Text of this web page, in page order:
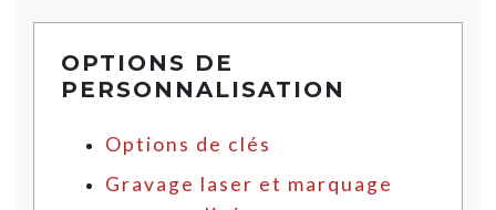
OPTIONS DE
PERSONNALISATION
Options de clés
Gravage laser et marquage